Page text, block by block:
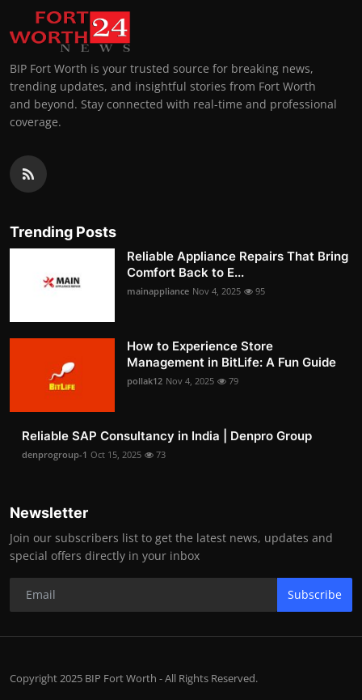
BIP Fort Worth is your trusted source for breaking news,
trending updates, and insightful stories from Fort Worth
and beyond. Stay connected with real-time and professional
coverage.
Trending Posts
Reliable Appliance Repairs That Bring
Comfort Back to E...
mainappliance Nov 4, 2025 95
How to Experience Store
Management in BitLife: A Fun Guide
pollak12 Nov 4, 2025 79
Reliable SAP Consultancy in India | Denpro Group
denprogroup-1 Oct 15, 2025 73
Newsletter
Join our subscribers list to get the latest news, updates and
special offers directly in your inbox
Subscribe
Copyright 2025 BIP Fort Worth - All Rights Reserved.